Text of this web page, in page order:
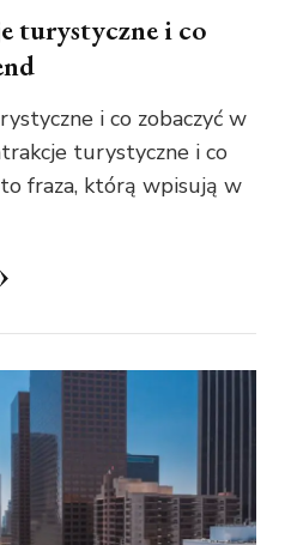
turystyczne i co
i co zobaczyć w
turystyczne i co
fraza, którą wpisują w